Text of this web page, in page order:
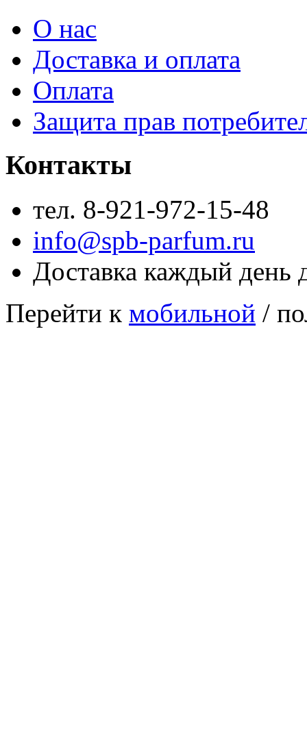
О нас
Доставка и оплата
Оплата
Защита прав
Контакты
тел. 8-921-972-15-48
info@spb-parfum.ru
Доставка каждый день
Перейти к мобильной /